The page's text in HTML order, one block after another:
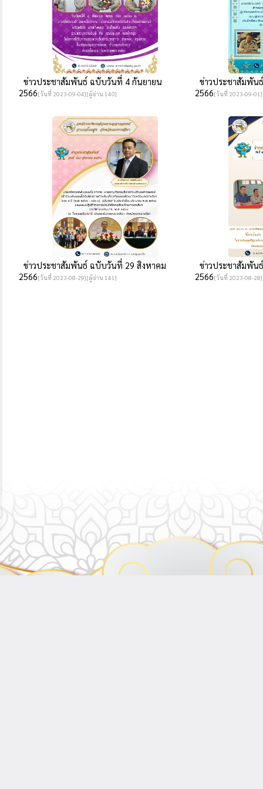
ข่าวประชาสัมพันธ์ ฉบับวันที่ 4 กันยายน
2566[วันที่ 2023-09-04][ผู้อ่าน 140]
ข่าวประชาสัมพั
2566[วันที่ 2023-09-
ข่าวประชาสัมพันธ์ ฉบับวันที่ 29 สิงหาคม
2566[วันที่ 2023-08-29][ผู้อ่าน 141]
ข่าวประชาสัมพัน
2566[วันที่ 2023-08-